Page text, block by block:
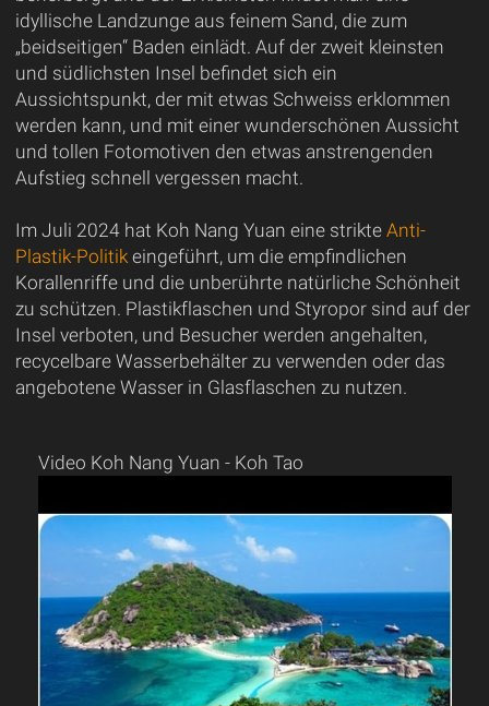
idyllische Landzunge aus feinem Sand, die zum
„beidseitigen“ Baden einlädt. Auf der zweit kleinsten
und südlichsten Insel befindet sich ein
Aussichtspunkt, der mit etwas Schweiss erklommen
werden kann, und mit einer wunderschönen Aussicht
und tollen Fotomotiven den etwas anstrengenden
Aufstieg schnell vergessen macht.
Im Juli 2024 hat Koh Nang Yuan eine strikte Anti-
Plastik-Politikeingeführt, um die empfindlichen
Korallenriffe und die unberührte natürliche Schönheit
zu schützen. Plastikflaschen und Styropor sind auf der
Insel verboten, und Besucher werden angehalten,
recycelbare Wasserbehälter zu verwenden oder das
angebotene Wasser in Glasflaschen zu nutzen.
Video Koh Nang Yuan - Koh Tao